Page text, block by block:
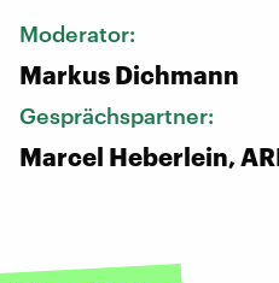
Moderator:
Markus Dichmann
Gesprächspartner:
Marcel Heberlein,